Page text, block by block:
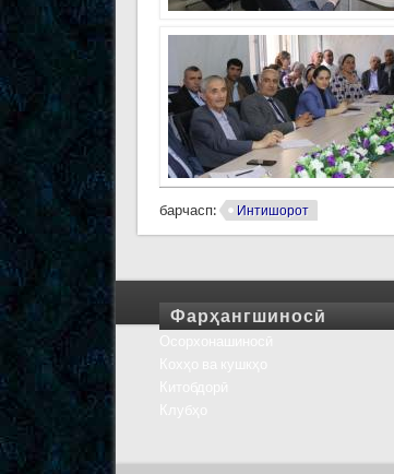
барчасп: Интишорот
Фарҳангшиносӣ